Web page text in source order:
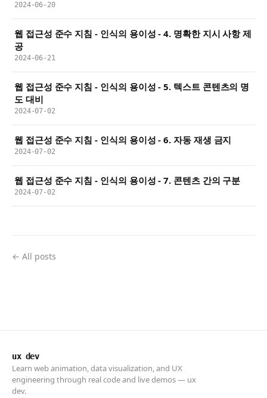
2024-06-20
웹 접근성 준수 지침 - 인식의 용이성 - 4. 명확한 지시 사항 제
공
2024-06-21
웹 접근성 준수 지침 - 인식의 용이성 - 5. 텍스트 콘텐츠의 명
도 대비
2024-07-02
웹 접근성 준수 지침 - 인식의 용이성 - 6. 자동 재생 금지
2024-07-02
웹 접근성 준수 지침 - 인식의 용이성 - 7. 콘텐츠 간의 구분
2024-07-02
← All posts
ux dev
Learn web animation, data visualization, and UX
engineering through real code and live demos — ux
dev.